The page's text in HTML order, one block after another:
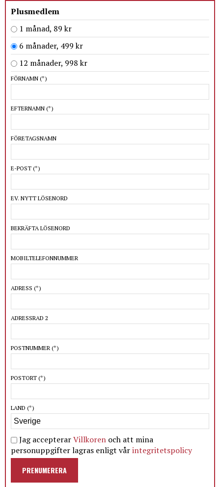
Plusmedlem
1 månad, 89 kr
6 månader, 499 kr
12 månader, 998 kr
FÖRNAMN (*)
EFTERNAMN (*)
FÖRETAGSNAMN
E-POST (*)
EV. NYTT LÖSENORD
BEKRÄFTA LÖSENORD
MOBILTELEFONNUMMER
ADRESS (*)
ADRESSRAD 2
POSTNUMMER (*)
POSTORT (*)
LAND (*)
Jag accepterarVillkoren och att mina
personuppgifter lagras enligt vårintegritetspolicy
PRENUMERERA